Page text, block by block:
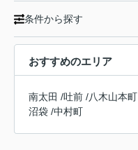
条件から探す
おすすめのエリア
南太田 /吐前 /八木山本町
沼袋 /中村町